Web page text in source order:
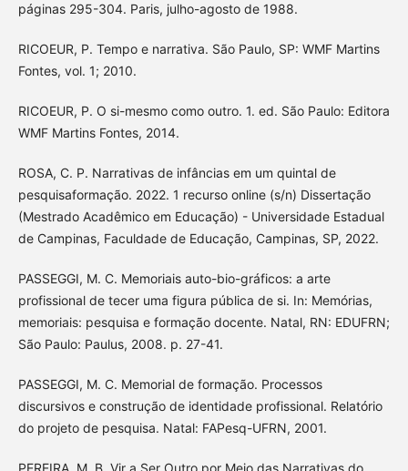
páginas 295-304. Paris, julho-agosto de 1988.
RICOEUR, P. Tempo e narrativa. São Paulo, SP: WMF Martins
Fontes, vol. 1; 2010.
RICOEUR, P. O si-mesmo como outro. 1. ed. São Paulo: Editora
WMF Martins Fontes, 2014.
ROSA, C. P. Narrativas de infâncias em um quintal de
pesquisaformação. 2022. 1 recurso online (s/n) Dissertação
(Mestrado Acadêmico em Educação) - Universidade Estadual
de Campinas, Faculdade de Educação, Campinas, SP, 2022.
PASSEGGI, M. C. Memoriais auto-bio-gráficos: a arte
profissional de tecer uma figura pública de si. In: Memórias,
memoriais: pesquisa e formação docente. Natal, RN: EDUFRN;
São Paulo: Paulus, 2008. p. 27-41.
PASSEGGI, M. C. Memorial de formação. Processos
discursivos e construção de identidade profissional. Relatório
do projeto de pesquisa. Natal: FAPesq-UFRN, 2001.